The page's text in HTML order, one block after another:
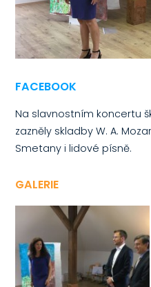
FACEBOOK
Na slavnostním koncertu
zazněly skladby W. A.
Smetany i lidové písně.
GALERIE